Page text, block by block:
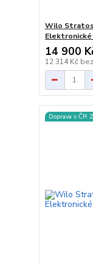
Wilo Stratos
Elektronické
14 900
12 314 Kč
Doprava v ČR